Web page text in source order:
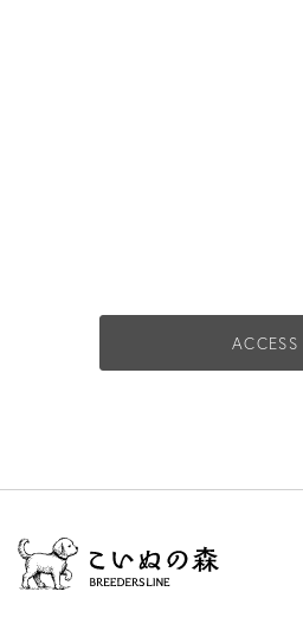
ACCESS